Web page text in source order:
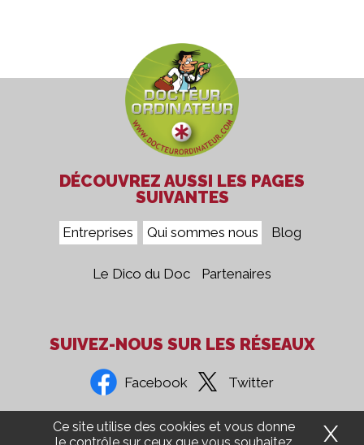
DÉCOUVREZ AUSSI LES PAGES
SUIVANTES
Entreprises Qui sommes nous Blog
Le Dico du Doc Partenaires
SUIVEZ-NOUS SUR LES RÉSEAUX
Facebook Twitter
Ce site utilise des cookies et vous donne
X